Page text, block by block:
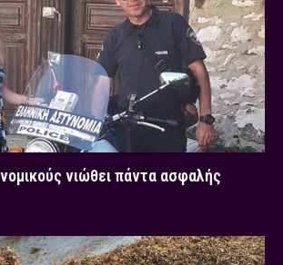
νιώθει πάντα ασφαλής